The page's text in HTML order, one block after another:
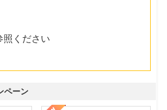
照ください
ペーン